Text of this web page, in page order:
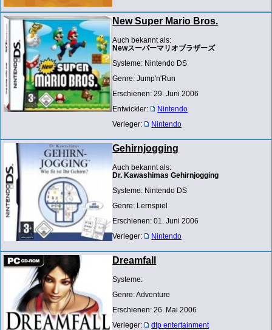
New Super Mario Bros.
Auch bekannt als:
Newスーパーマリオブラザーズ
Systeme: Nintendo DS
Genre: Jump'n'Run
Erschienen: 29. Juni 2006
Entwickler:
Nintendo
Verleger:
Nintendo
Gehirnjogging
Auch bekannt als:
Dr. Kawashimas Gehirnjogging
Systeme: Nintendo DS
Genre: Lernspiel
Erschienen: 01. Juni 2006
Verleger:
Nintendo
Dreamfall
Systeme:
Genre: Adventure
Erschienen: 26. Mai 2006
Verleger:
dtp entertainment